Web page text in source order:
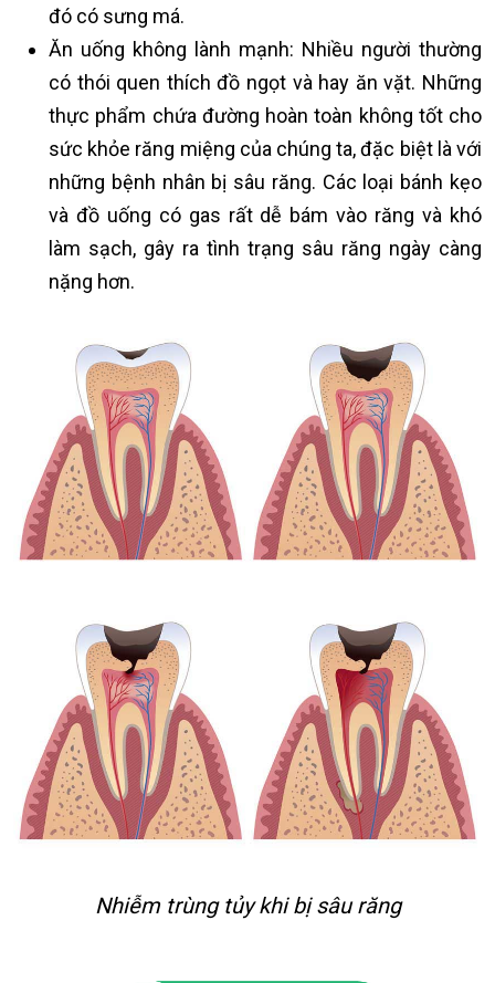
đó có sưng má.
Ăn uống không lành mạnh: Nhiều người thường
có thói quen thích đồ ngọt và hay ăn vặt. Những
thực phẩm chứa đường hoàn toàn không tốt cho
sức khỏe răng miệng của chúng ta, đặc biệt là với
những bệnh nhân bị sâu răng. Các loại bánh kẹo
và đồ uống có gas rất dễ bám vào răng và khó
làm sạch, gây ra tình trạng sâu răng ngày càng
nặng hơn.
Nhiễm trùng tủy khi bị sâu răng